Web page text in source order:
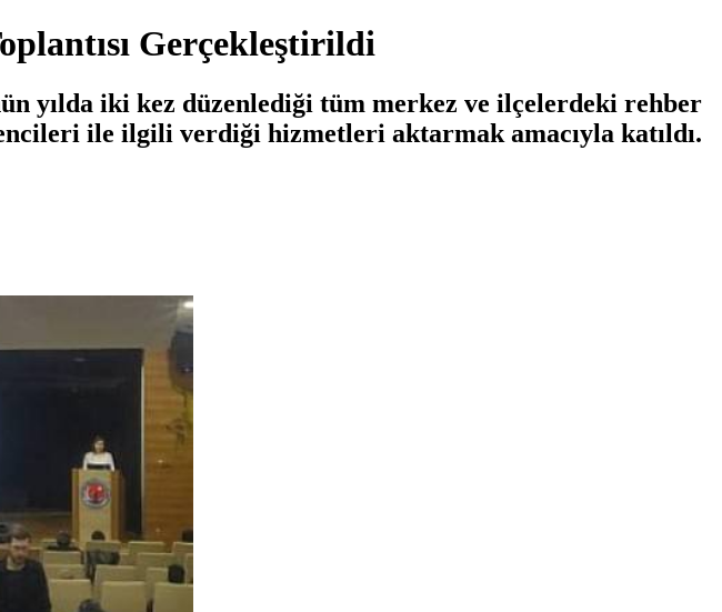
Gerçekleştirildi
yılda iki kez düzenlediği tüm merkez ve ilçelerdeki rehber
ile ilgili verdiği hizmetleri aktarmak amacıyla katıldı.